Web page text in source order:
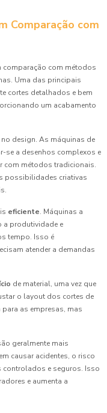
Comparação com
comparação com métodos
Uma das principais
cortes detalhados e bem
um acabamento
no design. As máquinas de
se a desenhos complexos e
com métodos tradicionais.
possibilidades criativas
eficiente. Máquinas a
a produtividade e
tempo. Isso é
atender a demandas
de material, uma vez que
o layout dos cortes de
as empresas, mas
geralmente mais
causar acidentes, o risco
controlados e seguros. Isso
e aumenta a